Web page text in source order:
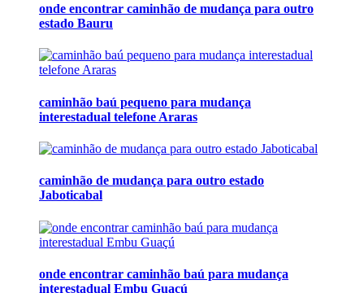
onde encontrar caminhão de mudança para outro
estado Bauru
caminhão baú pequeno para mudança
interestadual telefone Araras
caminhão de mudança para outro estado
Jaboticabal
onde encontrar caminhão baú para mudança
interestadual Embu Guaçú